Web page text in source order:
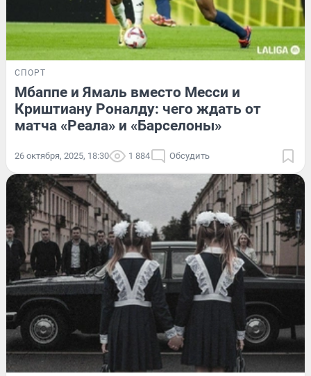
СПОРТ
Мбаппе и Ямаль вместо Месси и
Криштиану Роналду: чего ждать от
матча «Реала» и «Барселоны»
26 октября, 2025, 18:30 1 884 Обсудить